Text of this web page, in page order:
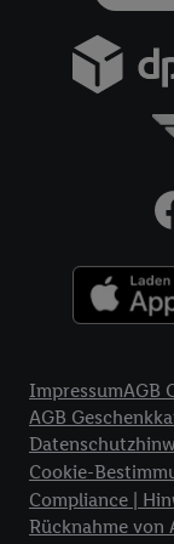
ImpressumAGB
AGB
Cookie-
Compliance |
Rücknahme von
Zudem erlauben
Ihrem
in den Lidl-
Ihrer IP-Adresse,
Netzbetreiber
Kundenkonto-
verwenden, um
Ihr
werden, damit
ausspielen
Nutzung der
erläuterten
widerrufen -